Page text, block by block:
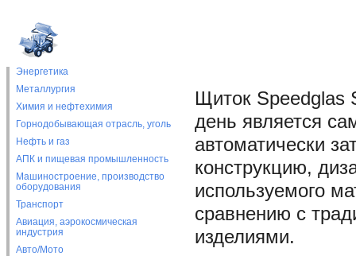
Энергетика
Металлургия
Химия и нефтехимия
Горнодобывающая отрасль, уголь
Нефть и газ
АПК и пищевая промышленность
Машиностроение, производство
оборудования
Транспорт
Авиация, аэрокосмическая
индустрия
Авто/Мото
Щиток Speedglas
день является
автоматически
конструкцию,
используемого
сравнению с
изделиями.